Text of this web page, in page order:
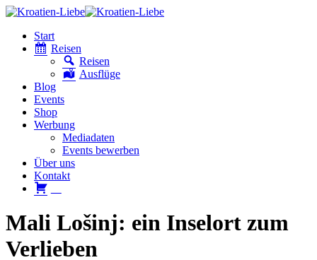
Start
Reisen
Reisen
Ausflüge
Blog
Events
Shop
Werbung
Mediadaten
Events bewerben
Über uns
Kontakt
Mali Lošinj: ein Inselort zum
Verlieben